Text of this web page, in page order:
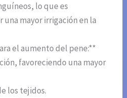
lo que es
mayor irrigación en la
el aumento del pene:**
favoreciendo una mayor
los tejidos.